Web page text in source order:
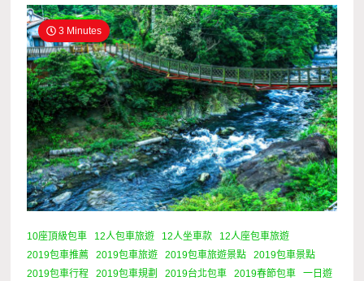
3 Minutes
10座頂級包車 12人包車旅遊 12人坐車款
12人座包車旅遊
2019包車推薦
2019包車旅遊 2019包車旅遊景點
2019包車景點
2019包車行程
2019包車規劃 2019台北包車 2019春節包車
一日遊